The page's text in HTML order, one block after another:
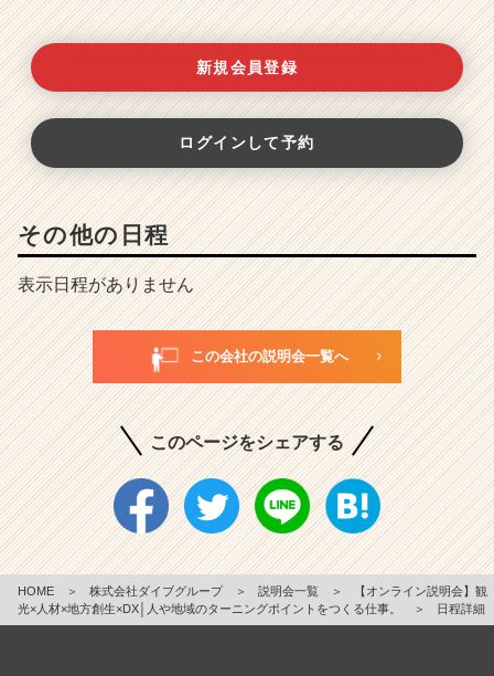
新規会員登録
ログインして予約
その他の日程
表示日程がありません
この会社の説明会一覧へ
このページをシェアする
HOME ＞ 株式会社ダイブグループ ＞ 説明会一覧 ＞
【オンライン説明会】観
光×人材×地方創生×DX│人や地域のターニングポイントをつくる仕事。
＞ 日程詳細